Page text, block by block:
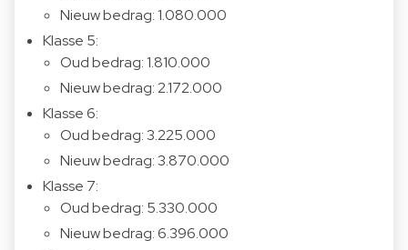
Nieuw bedrag: 1.080.000
Klasse 5:
Oud bedrag: 1.810.000
Nieuw bedrag: 2.172.000
Klasse 6:
Oud bedrag: 3.225.000
Nieuw bedrag: 3.870.000
Klasse 7:
Oud bedrag: 5.330.000
Nieuw bedrag: 6.396.000